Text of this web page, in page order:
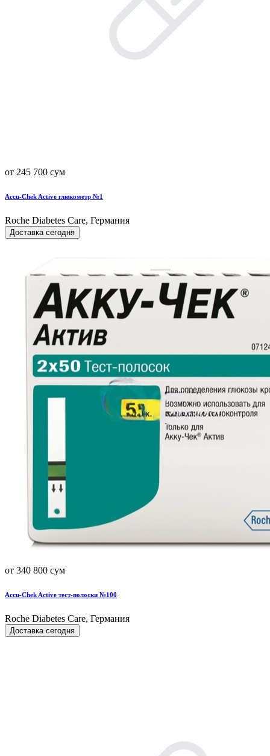
от 245 700 сум
Accu-Chek Active глюкометр №1
Roche Diabetes Care, Германия
Доставка сегодня
от 340 800 сум
Accu-Chek Active тест-полоски №100
Roche Diabetes Care, Германия
Доставка сегодня